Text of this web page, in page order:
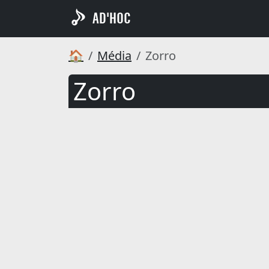
AD'HOC
🏠 Média Zorro
Zorro